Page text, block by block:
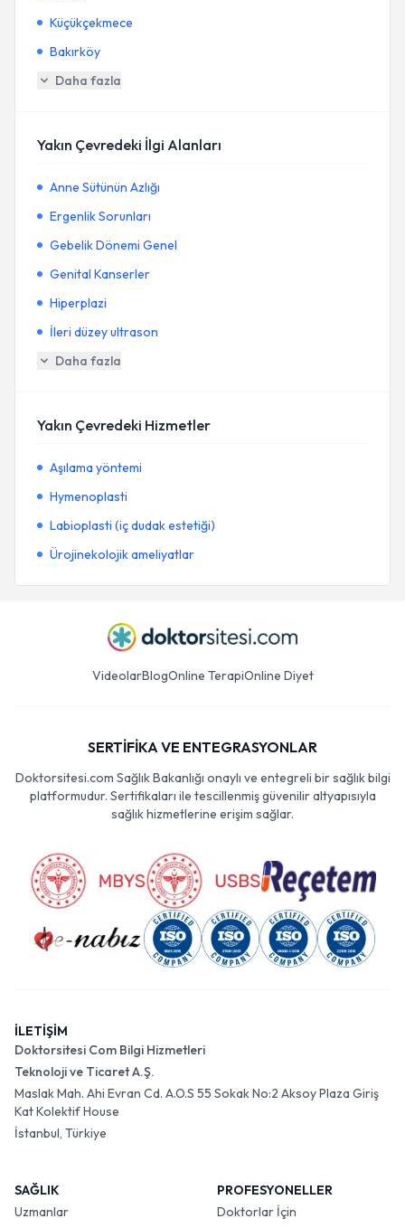
Küçükçekmece
Bakırköy
Daha fazla
Yakın Çevredeki İlgi Alanları
Anne Sütünün Azlığı
Ergenlik Sorunları
Gebelik Dönemi Genel
Genital Kanserler
Hiperplazi
İleri düzey ultrason
Daha fazla
Yakın Çevredeki Hizmetler
Aşılama yöntemi
Hymenoplasti
Labioplasti (iç dudak estetiği)
Ürojinekolojik ameliyatlar
VideolarBlogOnline TerapiOnline Diyet
SERTİFİKA VE ENTEGRASYONLAR
Doktorsitesi.com Sağlık Bakanlığı onaylı ve entegreli bir sağlık bilgi
platformudur. Sertifikaları ile tescillenmiş güvenilir altyapısıyla
sağlık hizmetlerine erişim sağlar.
İLETİŞİM
Doktorsitesi Com Bilgi Hizmetleri
Teknoloji ve Ticaret A.Ş.
Maslak Mah. Ahi Evran Cd. A.O.S 55 Sokak No:2 Aksoy Plaza Giriş
Kat Kolektif House
İstanbul, Türkiye
SAĞLIK
Uzmanlar
PROFESYONELLER
Doktorlar İçin